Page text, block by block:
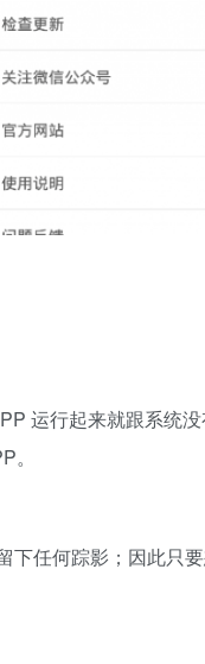
运行起来就跟系统
下任何踪影；因此只